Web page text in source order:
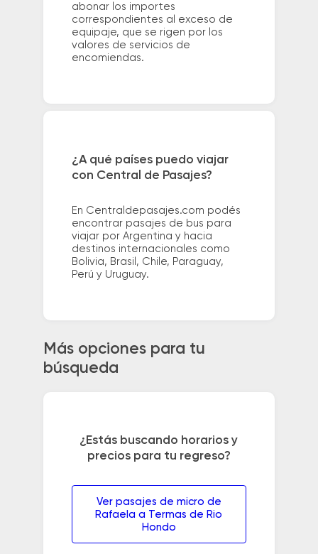
abonar los importes
correspondientes al exceso de
equipaje, que se rigen por los
valores de servicios de
encomiendas.
¿A qué países puedo viajar
con Central de Pasajes?
En Centraldepasajes.com podés
encontrar pasajes de bus para
viajar por Argentina y hacia
destinos internacionales como
Bolivia, Brasil, Chile, Paraguay,
Perú y Uruguay.
Más opciones para tu
búsqueda
¿Estás buscando horarios y
precios para tu regreso?
Ver pasajes de micro de
Rafaela a Termas de Rio
Hondo